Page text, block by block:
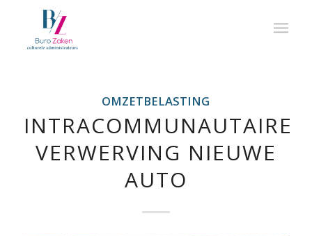
OMZETBELASTING
INTRACOMMUNAUTAIRE
VERWERVING NIEUWE
AUTO